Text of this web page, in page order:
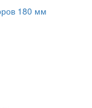
180 мм